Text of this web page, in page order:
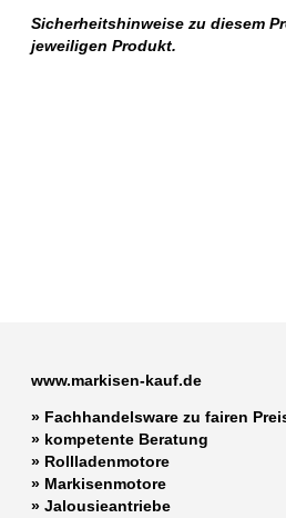
Sicherheitshinweise zu diesem
jeweiligen Produkt.
www.markisen-kauf.de
» Fachhandelsware zu fairen
» kompetente Beratung
» Rollladenmotore
» Markisenmotore
»Jalousieantriebe